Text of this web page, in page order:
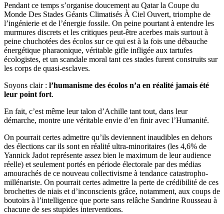
Pendant ce temps s’organise doucement au Qatar la Coupe du
Monde Des Stades Géants Climatisés À Ciel Ouvert, triomphe de
l’ingénierie et de l’énergie fossile. On peine pourtant à entendre les
murmures discrets et les critiques peut-être acerbes mais surtout à
peine chuchotées des écolos sur ce qui est à la fois une débauche
énergétique pharaonique, véritable gifle infligée aux tartufes
écologistes, et un scandale moral tant ces stades furent construits sur
les corps de quasi-esclaves.
Soyons clair : l’humanisme des écolos n’a en réalité jamais été
leur point fort.
En fait, c’est même leur talon d’Achille tant tout, dans leur
démarche, montre une véritable envie d’en finir avec l’Humanité.
On pourrait certes admettre qu’ils deviennent inaudibles en dehors
des élections car ils sont en réalité ultra-minoritaires (les 4,6% de
Yannick Jadot représente assez bien le maximum de leur audience
réelle) et seulement portés en période électorale par des médias
amourachés de ce nouveau collectivisme à tendance catastropho-
millénariste. On pourrait certes admettre la perte de crédibilité de ces
brochettes de niais et d’inconscients grâce, notamment, aux coups de
boutoirs à l’intelligence que porte sans relâche Sandrine Rousseau à
chacune de ses stupides interventions.